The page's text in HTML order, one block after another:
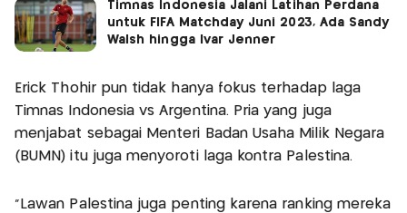
Timnas Indonesia Jalani Latihan Perdana
untuk FIFA Matchday Juni 2023, Ada Sandy
Walsh hingga Ivar Jenner
Erick Thohir pun tidak hanya fokus terhadap laga
Timnas Indonesia vs Argentina. Pria yang juga
menjabat sebagai Menteri Badan Usaha Milik Negara
(BUMN) itu juga menyoroti laga kontra Palestina.
“Lawan Palestina juga penting karena ranking mereka